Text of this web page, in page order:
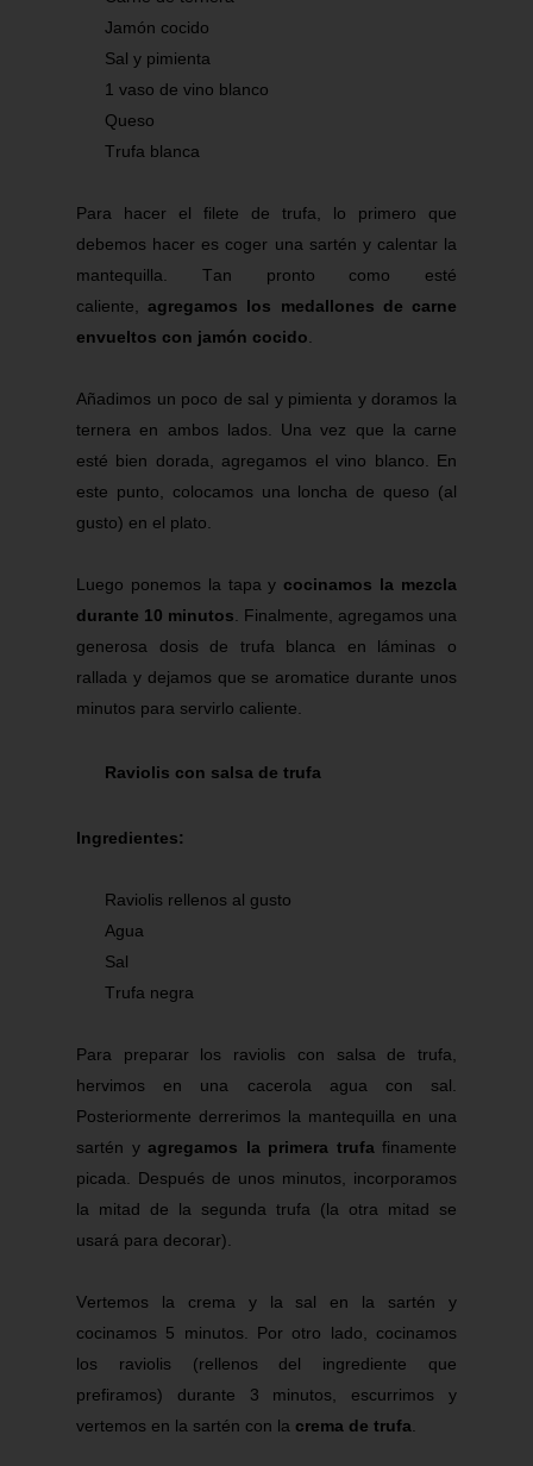
Jamón cocido
Sal y pimienta
1 vaso de vino blanco
Queso
Trufa blanca
Para hacer el filete de trufa, lo primero que
debemos hacer es coger una sartén y calentar la
mantequilla. Tan pronto como esté
caliente,agregamos los medallones de carne
envueltos con jamón cocido
Añadimos un poco de sal y pimienta y doramos la
ternera en ambos lados. Una vez que la carne
esté bien dorada, agregamos el vino blanco. En
este punto, colocamos una loncha de queso (al
gusto) en el plato.
Luego ponemos la tapa y cocinamos la mezcla
durante 10 minutos . Finalmente, agregamos una
generosa dosis de trufa blanca en láminas o
rallada y dejamos que se aromatice durante unos
minutos para servirlo caliente.
Raviolis con salsa de trufa
Ingredientes:
Raviolis rellenos al gusto
Agua
Sal
Trufa negra
Para preparar los raviolis con salsa de trufa,
hervimos en una cacerola agua con sal.
Posteriormente derrerimos la mantequilla en una
sartén y agregamos la primera trufa finamente
picada. Después de unos minutos, incorporamos
la mitad de la segunda trufa (la otra mitad se
usará para decorar).
Vertemos la crema y la sal en la sartén y
cocinamos 5 minutos. Por otro lado, cocinamos
los raviolis (rellenos del ingrediente que
prefiramos) durante 3 minutos, escurrimos y
vertemos en la sartén con la crema de trufa